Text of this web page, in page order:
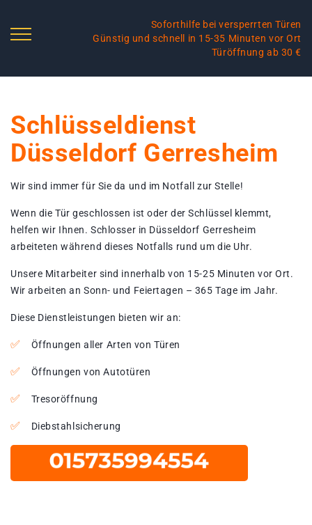
Soforthilfe bei versperrten Türen
Günstig und schnell in 15-35 Minuten vor Ort
Türöffnung ab 30 €
Schlüsseldienst
Düsseldorf Gerresheim
Wir sind immer für Sie da und im Notfall zur Stelle!
Wenn die Tür geschlossen ist oder der Schlüssel klemmt,
helfen wir Ihnen. Schlosser in Düsseldorf Gerresheim
arbeiteten während dieses Notfalls rund um die Uhr.
Unsere Mitarbeiter sind innerhalb von 15-25 Minuten vor Ort.
Wir arbeiten an Sonn- und Feiertagen – 365 Tage im Jahr.
Diese Dienstleistungen bieten wir an:
Öffnungen aller Arten von Türen
Öffnungen von Autotüren
Tresoröffnung
Diebstahlsicherung